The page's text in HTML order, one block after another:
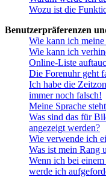
Wozu ist die
Benutzerpräferenzen
Wie kann ich
Wie kann ich
Online-Liste
Die Forenuhr geht
Ich habe die
immer noch falsch!
Meine Sprache
Was sind das für
angezeigt werden?
Wie verwende ich
Was ist mein Rang
Wenn ich bei
werde ich